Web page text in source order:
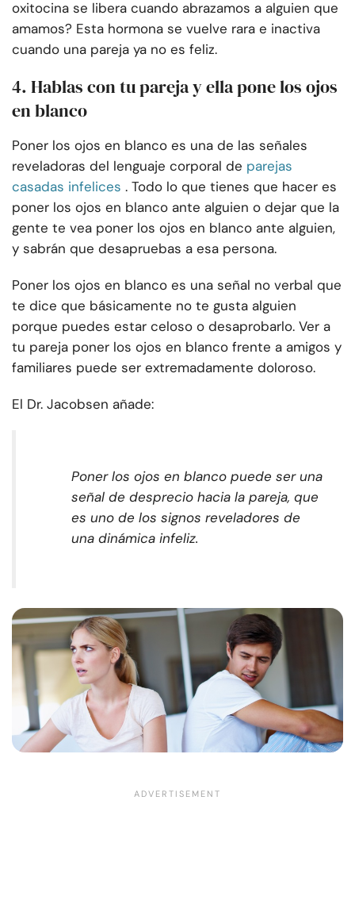
oxitocina se libera cuando abrazamos a alguien que
amamos? Esta hormona se vuelve rara e inactiva
cuando una pareja ya no es feliz.
4. Hablas con tu pareja y ella pone los ojos
en blanco
Poner los ojos en blanco es una de las señales
reveladoras del lenguaje corporal de parejas
casadas infelices . Todo lo que tienes que hacer es
poner los ojos en blanco ante alguien o dejar que la
gente te vea poner los ojos en blanco ante alguien,
y sabrán que desapruebas a esa persona.
Poner los ojos en blanco es una señal no verbal que
te dice que básicamente no te gusta alguien
porque puedes estar celoso o desaprobarlo. Ver a
tu pareja poner los ojos en blanco frente a amigos y
familiares puede ser extremadamente doloroso.
El Dr. Jacobsen añade:
Poner los ojos en blanco puede ser una
señal de desprecio hacia la pareja, que
es uno de los signos reveladores de
una dinámica infeliz.